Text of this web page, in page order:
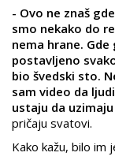
- Ovo ne znaš
smo nekako do
nema hrane.
postavljeno
bio švedski sto.
sam video da
ustaju da
pričaju svatovi.
Kako kažu, bilo im